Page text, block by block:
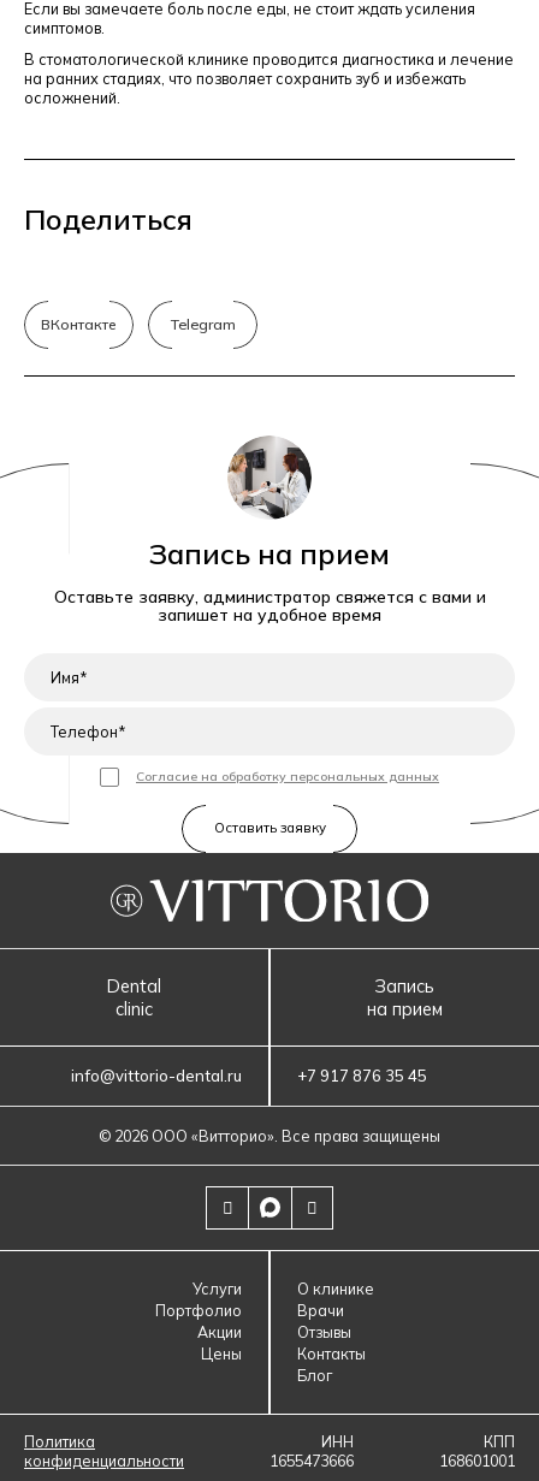
Если вы замечаете боль после еды, не стоит ждать усиления
симптомов.
В стоматологической клинике проводится диагностика и лечение
на ранних стадиях, что позволяет сохранить зуб и избежать
осложнений.
Поделиться
ВКонтакте Telegram
Запись на прием
Оставьте заявку, администратор свяжется с вами и
запишет на удобное время
Согласие на обработку персональных данных
Dental
clinic
Запись
на прием
info@vittorio-dental.ru +7 917 876 35 45
© 2026 ООО «‎Витторио»‎. Все права защищены
Услуги
Портфолио
Акции
Цены
О клинике
Врачи
Отзывы
Контакты
Блог
Политика
конфиденциальности
ИНН
1655473666
КПП
168601001